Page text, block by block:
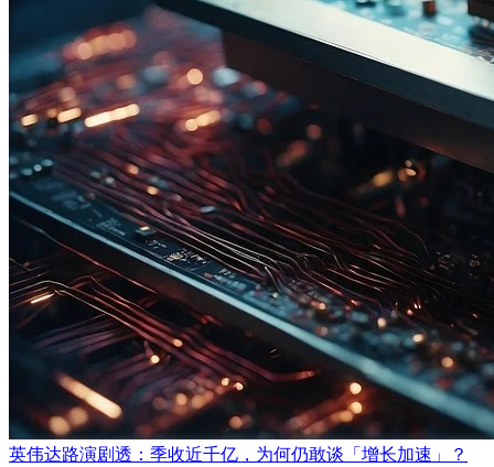
英伟达路演剧透：季收近千亿，为何仍敢谈「增长加速」？